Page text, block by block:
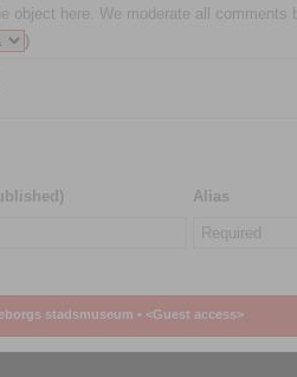
object here. We moderate all comments
)
Alias
stadsmuseum • <Guest access>